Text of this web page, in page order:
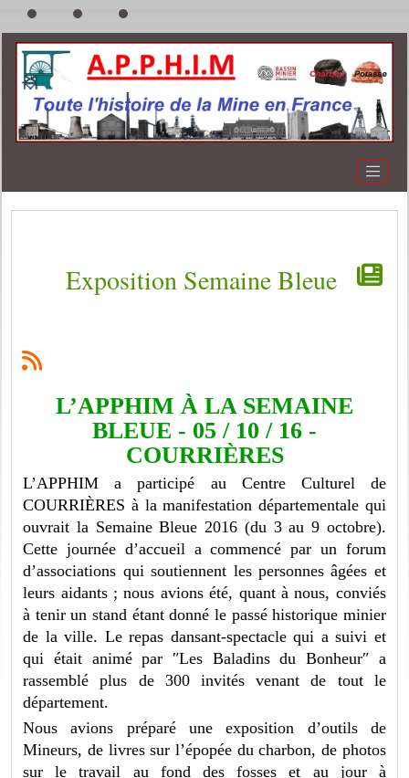
Exposition Semaine Bleue
L’APPHIM À LA SEMAINE
BLEUE - 05 / 10 / 16 -
COURRIÈRES
L’APPHIM a participé au Centre Culturel de
COURRIÈRES à la manifestation départementale qui
ouvrait la Semaine Bleue 2016 (du 3 au 9 octobre).
Cette journée d’accueil a commencé par un forum
d’associations qui soutiennent les personnes âgées et
leurs aidants ; nous avions été, quant à nous, conviés
à tenir un stand étant donné le passé historique minier
de la ville. Le repas dansant-spectacle qui a suivi et
qui était animé par ʺLes Baladins du Bonheurʺ a
rassemblé plus de 300 invités venant de tout le
département.
Nous avions préparé une exposition d’outils de
Mineurs, de livres sur l’épopée du charbon, de photos
sur le travail au fond des fosses et au jour à